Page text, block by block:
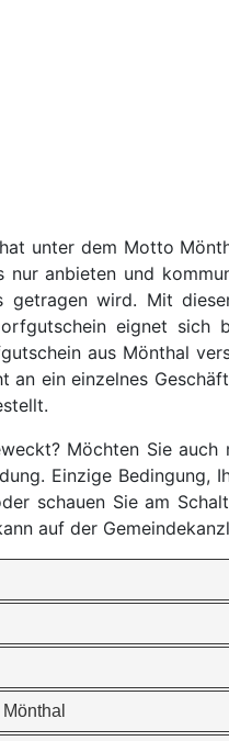
unter dem Motto
nur anbieten und
getragen wird. Mit
eignet sich
aus Mönthal
an ein einzelnes
Möchten Sie
Einzige
schauen Sie am
auf der